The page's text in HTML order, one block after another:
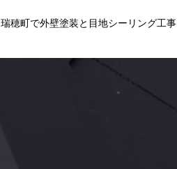
瑞穂町で外壁塗装と目地シーリング工事